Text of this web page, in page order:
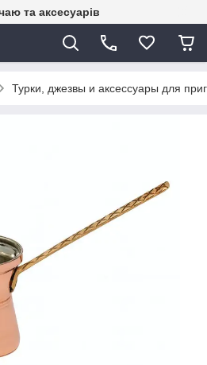
та аксесуарів
Турки, джезвы и аксессуары для